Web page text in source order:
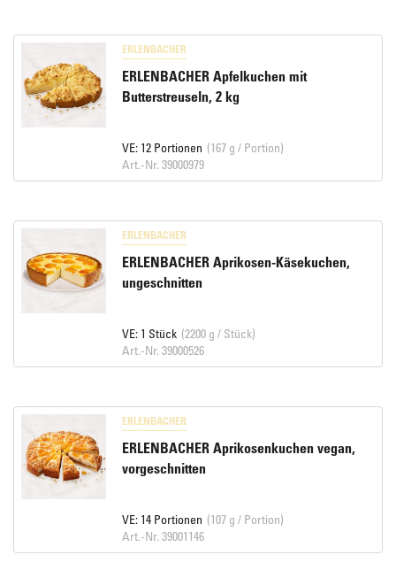
ERLENBACHER
ERLENBACHER Apfelkuchen mit
Butterstreuseln, 2 kg
VE: 12 Portionen (167 g / Portion)
Art.-Nr. 39000979
ERLENBACHER
ERLENBACHER Aprikosen-Käsekuchen,
ungeschnitten
VE: 1 Stück (2200 g / Stück)
Art.-Nr. 39000526
ERLENBACHER
ERLENBACHER Aprikosenkuchen vegan,
vorgeschnitten
VE: 14 Portionen (107 g / Portion)
Art.-Nr. 39001146